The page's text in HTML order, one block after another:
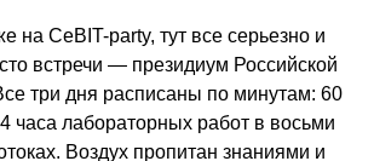
на CeBIT-party, тут все серьезно и
встречи — президиум Российской
три дня расписаны по минутам: 60
часа лабораторных работ в восьми
Воздух пропитан знаниями и